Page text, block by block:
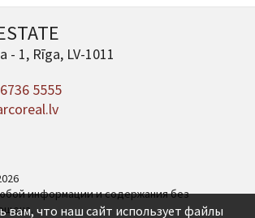
- 1, Rīga, LV-1011
5555
информации и содержания без
вам, что наш сайт использует файлы